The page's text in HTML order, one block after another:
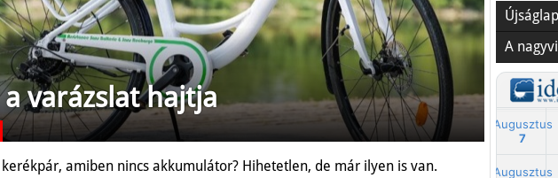
varázslat hajtja
amiben nincs akkumulátor? Hihetetlen, de már ilyen is van.
A